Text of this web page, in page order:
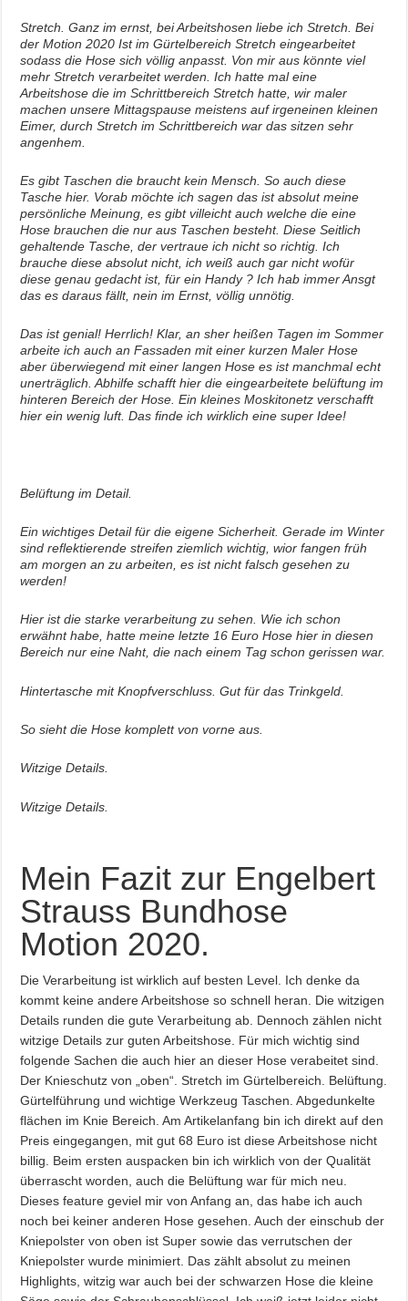
Stretch. Ganz im ernst, bei Arbeitshosen liebe ich Stretch. Bei
der Motion 2020 Ist im Gürtelbereich Stretch eingearbeitet
sodass die Hose sich völlig anpasst. Von mir aus könnte viel
mehr Stretch verarbeitet werden. Ich hatte mal eine
Arbeitshose die im Schrittbereich Stretch hatte, wir maler
machen unsere Mittagspause meistens auf irgeneinen kleinen
Eimer, durch Stretch im Schrittbereich war das sitzen sehr
angenhem.
Es gibt Taschen die braucht kein Mensch. So auch diese
Tasche hier. Vorab möchte ich sagen das ist absolut meine
persönliche Meinung, es gibt villeicht auch welche die eine
Hose brauchen die nur aus Taschen besteht. Diese Seitlich
gehaltende Tasche, der vertraue ich nicht so richtig. Ich
brauche diese absolut nicht, ich weiß auch gar nicht wofür
diese genau gedacht ist, für ein Handy ? Ich hab immer Ansgt
das es daraus fällt, nein im Ernst, völlig unnötig.
Das ist genial! Herrlich! Klar, an sher heißen Tagen im Sommer
arbeite ich auch an Fassaden mit einer kurzen Maler Hose
aber überwiegend mit einer langen Hose es ist manchmal echt
unerträglich. Abhilfe schafft hier die eingearbeitete belüftung im
hinteren Bereich der Hose. Ein kleines Moskitonetz verschafft
hier ein wenig luft. Das finde ich wirklich eine super Idee!
Belüftung im Detail.
Ein wichtiges Detail für die eigene Sicherheit. Gerade im Winter
sind reflektierende streifen ziemlich wichtig, wior fangen früh
am morgen an zu arbeiten, es ist nicht falsch gesehen zu
werden!
Hier ist die starke verarbeitung zu sehen. Wie ich schon
erwähnt habe, hatte meine letzte 16 Euro Hose hier in diesen
Bereich nur eine Naht, die nach einem Tag schon gerissen war.
Hintertasche mit Knopfverschluss. Gut für das Trinkgeld.
So sieht die Hose komplett von vorne aus.
Witzige Details.
Witzige Details.
Mein Fazit zur Engelbert
Strauss Bundhose
Motion 2020.
Die Verarbeitung ist wirklich auf besten Level. Ich denke da
kommt keine andere Arbeitshose so schnell heran. Die witzigen
Details runden die gute Verarbeitung ab. Dennoch zählen nicht
witzige Details zur guten Arbeitshose. Für mich wichtig sind
folgende Sachen die auch hier an dieser Hose verabeitet sind.
Der Knieschutz von „oben“. Stretch im Gürtelbereich. Belüftung.
Gürtelführung und wichtige Werkzeug Taschen. Abgedunkelte
flächen im Knie Bereich. Am Artikelanfang bin ich direkt auf den
Preis eingegangen, mit gut 68 Euro ist diese Arbeitshose nicht
billig. Beim ersten auspacken bin ich wirklich von der Qualität
überrascht worden, auch die Belüftung war für mich neu.
Dieses feature geviel mir von Anfang an, das habe ich auch
noch bei keiner anderen Hose gesehen. Auch der einschub der
Kniepolster von oben ist Super sowie das verrutschen der
Kniepolster wurde minimiert. Das zählt absolut zu meinen
Highlights, witzig war auch bei der schwarzen Hose die kleine